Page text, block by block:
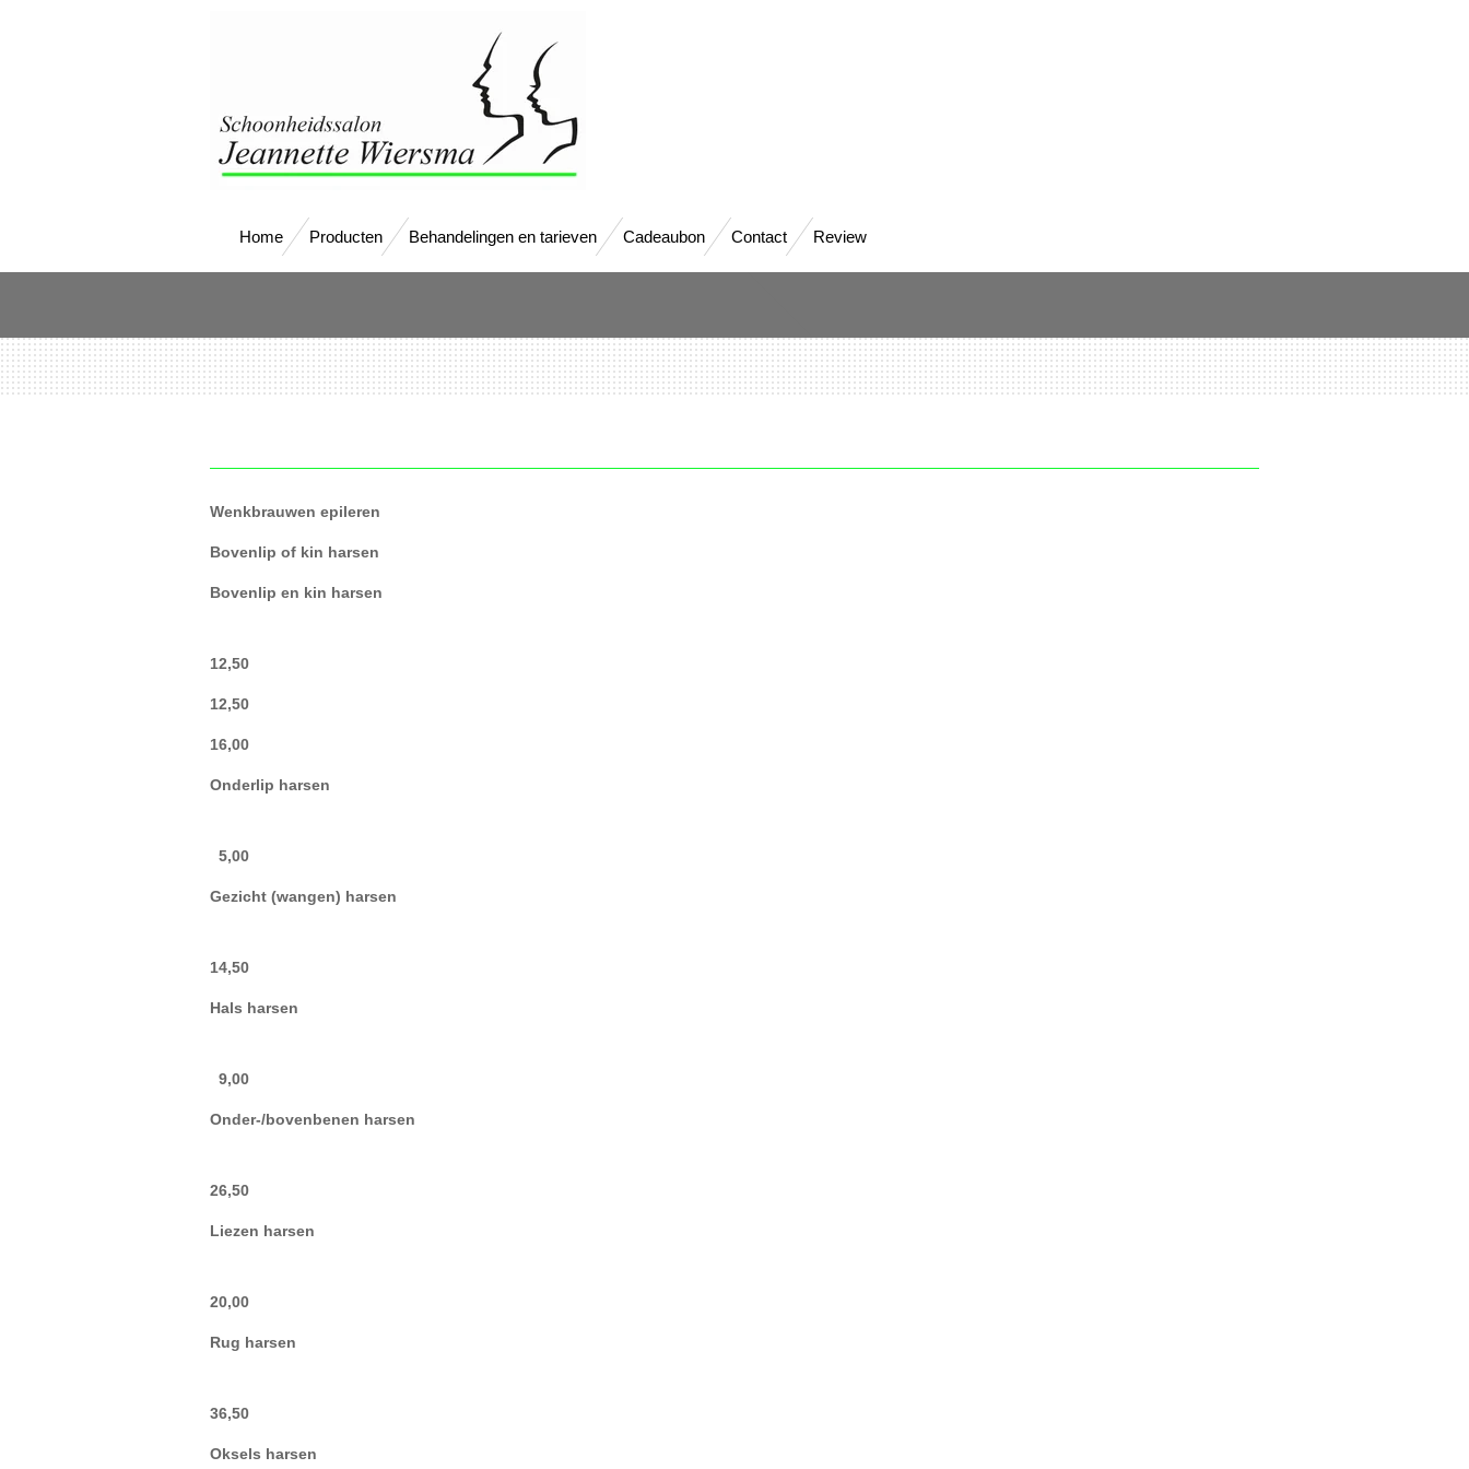
Home Producten Behandelingen en tarieven Cadeaubon Contact Review
Wenkbrauwen epileren
Bovenlip of kin harsen
Bovenlip en kin harsen
12,50
12,50
16,00
Onderlip harsen
5,00
Gezicht (wangen) harsen
14,50
Hals harsen
9,00
Onder-/bovenbenen harsen
26,50
Liezen harsen
20,00
Rug harsen
36,50
Oksels harsen